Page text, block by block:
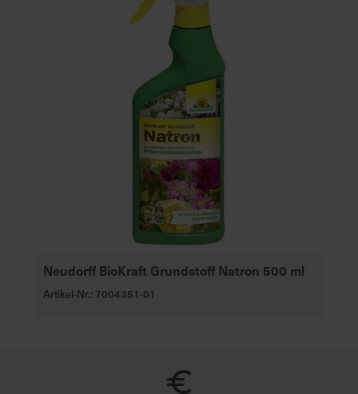
Neudorff BioKraft Grundstoff Natron 500 ml
Artikel-Nr.: 7004351-01